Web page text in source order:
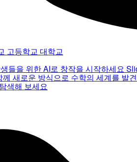
고등학교 대학교
들을 위한 AI로 창작을 시작하세요
께 새로운 방식으로 수학의 세계를 발
색해 보세요